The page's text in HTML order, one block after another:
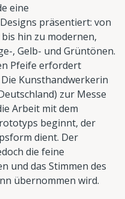
eine
präsentiert: von
hin zu modernen,
, Gelb- und Grüntönen.
Pfeife erfordert
Kunsthandwerkerin
zur Messe
Arbeit mit dem
beginnt, der
dient. Der
die feine
und das Stimmen des
übernommen wird.